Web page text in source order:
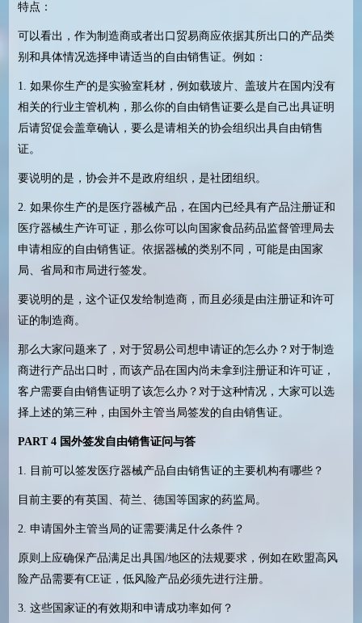
特点：
可以看出，作为制造商或者出口贸易商应依据其所出口的产品类
别和具体情况选择申请适当的自由销售证。例如：
1. 如果你生产的是实验室耗材，例如载玻片、盖玻片在国内没有
相关的行业主管机构，那么你的自由销售证要么是自己出具证明
后请贸促会盖章确认，要么是请相关的协会组织出具自由销售
证。
要说明的是，协会并不是政府组织，是社团组织。
2. 如果你生产的是医疗器械产品，在国内已经具有产品注册证和
医疗器械生产许可证，那么你可以向国家食品药品监督管理局去
申请相应的自由销售证。依据器械的类别不同，可能是由国家
局、省局和市局进行签发。
要说明的是，这个证仅发给制造商，而且必须是由注册证和许可
证的制造商。
那么大家问题来了，对于贸易公司想申请证的怎么办？对于制造
商进行产品出口时，而该产品在国内尚未拿到注册证和许可证，
客户需要自由销售证明了该怎么办？对于这种情况，大家可以选
择上述的第三种，由国外主管当局签发的自由销售证。
PART 4 国外签发自由销售证问与答
1. 目前可以签发医疗器械产品自由销售证的主要机构有哪些？
目前主要的有英国、荷兰、德国等国家的药监局。
2. 申请国外主管当局的证需要满足什么条件？
原则上应确保产品满足出具国 /地区的法规要求，例如在欧盟高风
险产品需要有CE证，低风险产品必须先进行注册。
3. 这些国家证的有效期和申请成功率如何？